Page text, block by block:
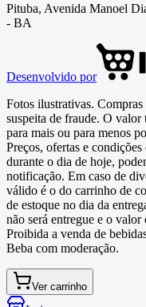
Pituba, Avenida Manoel
- BA
Desenvolvido por
Fotos ilustrativas. Compras
suspeita de fraude. O valor
para mais ou para menos
Preços, ofertas e
durante o dia de hoje,
notificação. Em caso de
válido é o do carrinho de
de estoque no dia da
não será entregue e o
Proibida a venda de
Beba com moderação.
Ver carrinho